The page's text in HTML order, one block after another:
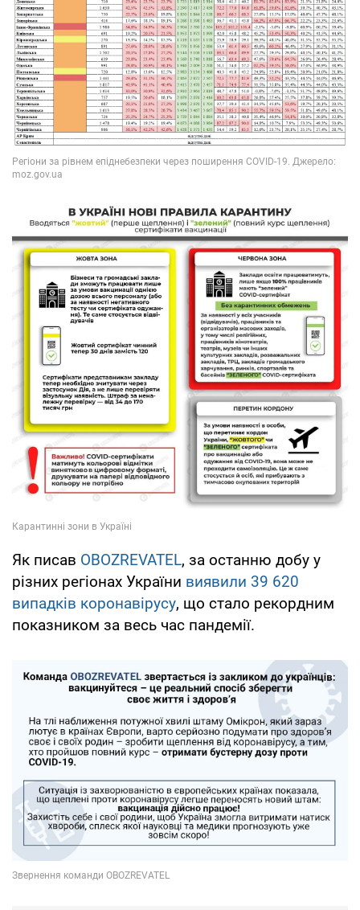
Як писав OBOZREVATEL, за останню добу у
різних регіонах України виявили 39 620
випадків коронавірусу, що стало рекордним
показником за весь час пандемії.